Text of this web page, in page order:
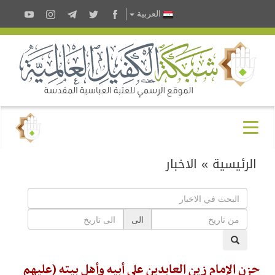
العربية
الرئيسية » الاخبار
الى
حزن الإمام زين العابدين على أبيه وأهل بيته (عليهم